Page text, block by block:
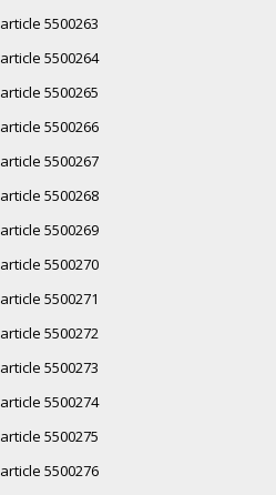
article 5500263
article 5500264
article 5500265
article 5500266
article 5500267
article 5500268
article 5500269
article 5500270
article 5500271
article 5500272
article 5500273
article 5500274
article 5500275
article 5500276